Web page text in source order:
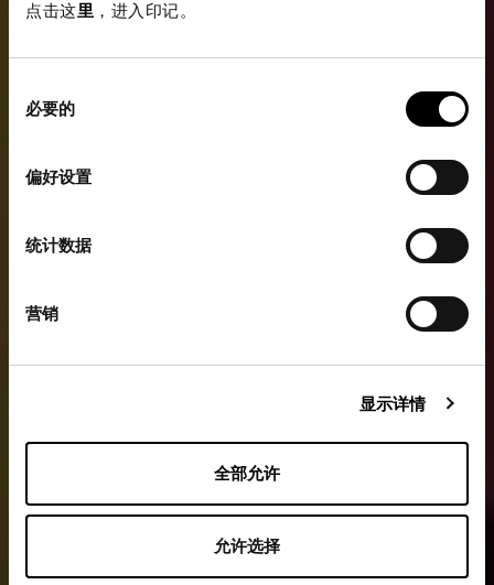
点击这里 ，进入印记。
必要的
偏好设置
统计数据
营销
显示详情
全部允许
允许选择